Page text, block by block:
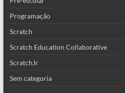
Programação
Scratch
Scratch Education Collaborative
ScratchJr
Sem categoria